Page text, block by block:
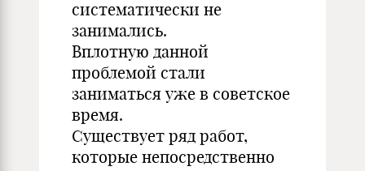
систематически не
занимались.
Вплотную данной
проблемой стали
заниматься уже в советское
время.
Существует ряд работ,
которые непосредственно